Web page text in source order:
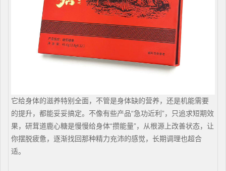
它给身体的滋养特别全面，不管是身体缺的营养，还是机能需要
的提升，都能妥妥搞定。不像有些产品“急功近利”，只追求短期效
果，研茸道鹿心糖是慢慢给身体“攒能量”，从根源上改善状态，让
你摆脱疲惫，逐渐找回那种精力充沛的感觉，长期调理也超合
适。